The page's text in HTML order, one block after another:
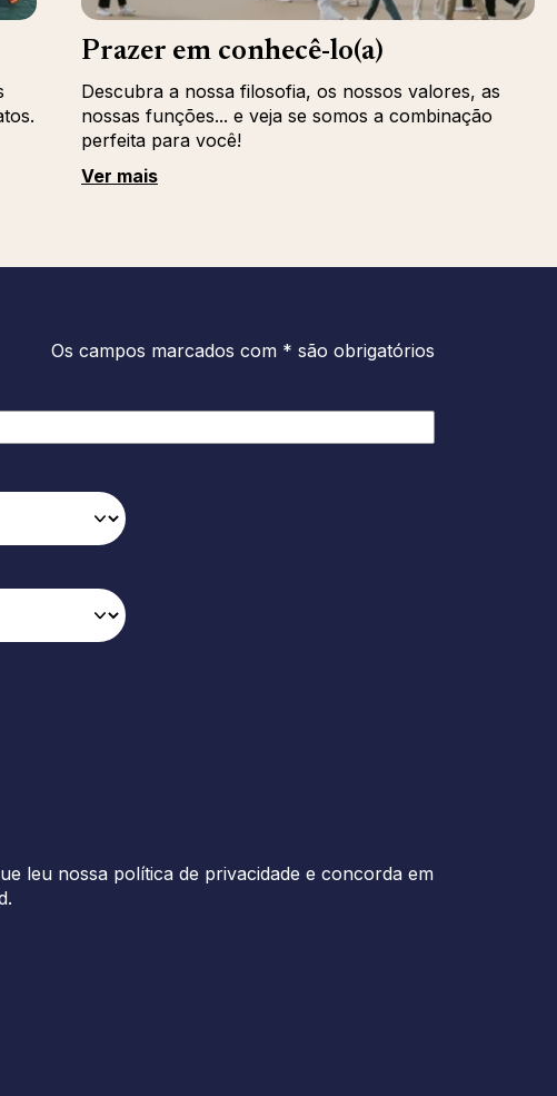
Prazer em conhecê-lo(a)
Descubra a nossa filosofia, os nossos valores, as
nossas funções... e veja se somos a combinação
perfeita para você!
Ver mais
Os campos marcados com * são obrigatórios
leu nossa política de privacidade e concorda em